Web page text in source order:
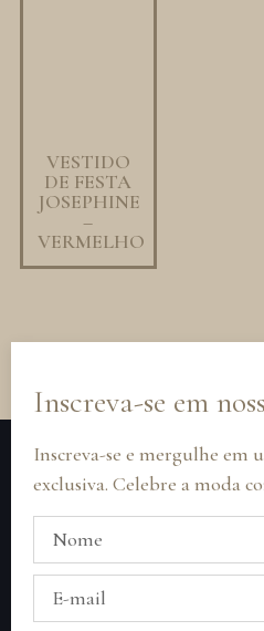
VESTIDO
DE FESTA
JOSEPHINE
–
VERMELHO
Inscreva-se em
Inscreva-se e mergulhe em
exclusiva. Celebre a moda